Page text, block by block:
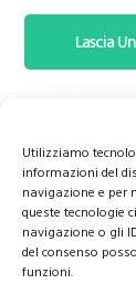
Utilizziamo
informazioni del
navigazione e per
queste tecnologie
navigazione o gli
del consenso
funzioni.